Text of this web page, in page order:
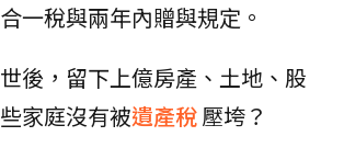
一稅與兩年內贈與規定。
後，留下上億房產、土地、股
家庭沒有被遺產稅壓垮？